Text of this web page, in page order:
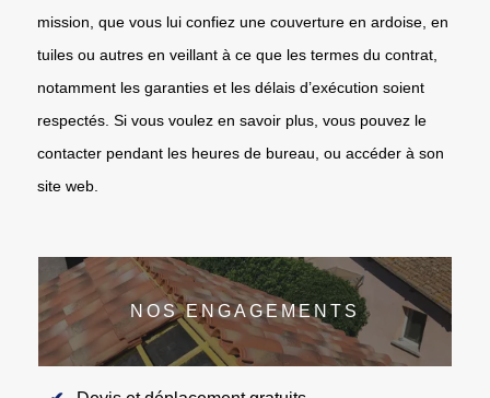
mission, que vous lui confiez une couverture en ardoise, en
tuiles ou autres en veillant à ce que les termes du contrat,
notamment les garanties et les délais d’exécution soient
respectés. Si vous voulez en savoir plus, vous pouvez le
contacter pendant les heures de bureau, ou accéder à son
site web.
NOS ENGAGEMENTS